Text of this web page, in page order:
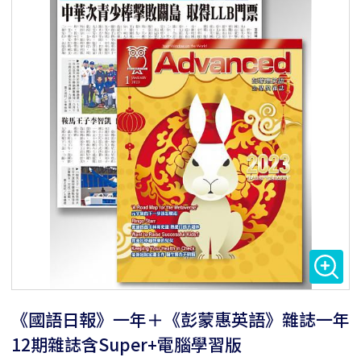
《國語日報》一年＋《彭蒙惠英語》雜誌一年
12期雜誌含Super+電腦學習版